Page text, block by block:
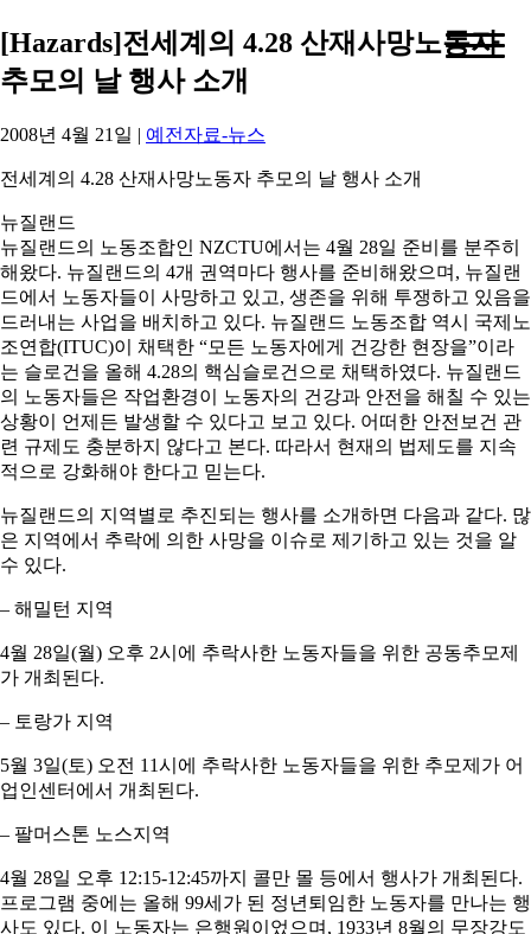
[Hazards]전세계의 4.28 산재사망노동자
추모의 날 행사 소개
2008년 4월 21일 | 예전자료-뉴스
전세계의 4.28 산재사망노동자 추모의 날 행사 소개
뉴질랜드
뉴질랜드의 노동조합인 NZCTU에서는 4월 28일 준비를 분주히
해왔다. 뉴질랜드의 4개 권역마다 행사를 준비해왔으며, 뉴질랜
드에서 노동자들이 사망하고 있고, 생존을 위해 투쟁하고 있음을
드러내는 사업을 배치하고 있다. 뉴질랜드 노동조합 역시 국제노
조연합(ITUC)이 채택한 “모든 노동자에게 건강한 현장을”이라
는 슬로건을 올해 4.28의 핵심슬로건으로 채택하였다. 뉴질랜드
의 노동자들은 작업환경이 노동자의 건강과 안전을 해칠 수 있는
상황이 언제든 발생할 수 있다고 보고 있다. 어떠한 안전보건 관
련 규제도 충분하지 않다고 본다. 따라서 현재의 법제도를 지속
적으로 강화해야 한다고 믿는다.
뉴질랜드의 지역별로 추진되는 행사를 소개하면 다음과 같다. 많
은 지역에서 추락에 의한 사망을 이슈로 제기하고 있는 것을 알
수 있다.
– 해밀턴 지역
4월 28일(월) 오후 2시에 추락사한 노동자들을 위한 공동추모제
가 개최된다.
– 토랑가 지역
5월 3일(토) 오전 11시에 추락사한 노동자들을 위한 추모제가 어
업인센터에서 개최된다.
– 팔머스톤 노스지역
4월 28일 오후 12:15-12:45까지 콜만 몰 등에서 행사가 개최된다.
프로그램 중에는 올해 99세가 된 정년퇴임한 노동자를 만나는 행
사도 있다. 이 노동자는 은행원이었으며, 1933년 8월의 무장강도